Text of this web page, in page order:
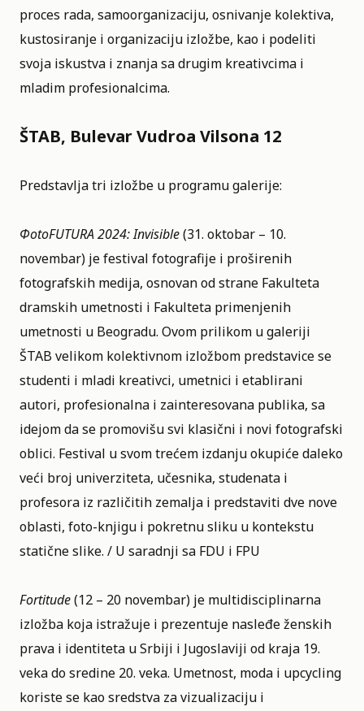
proces rada, samoorganizaciju, osnivanje kolektiva,
kustosiranje i organizaciju izložbe, kao i podeliti
svoja iskustva i znanja sa drugim kreativcima i
mladim profesionalcima.
ŠTAB, Bulevar Vudroa Vilsona 12
Predstavlja tri izložbe u programu galerije:
ФotoFUTURA 2024: Invisible(31. oktobar – 10.
novembar) je festival fotografije i proširenih
fotografskih medija, osnovan od strane Fakulteta
dramskih umetnosti i Fakulteta primenjenih
umetnosti u Beogradu. Ovom prilikom u galeriji
ŠTAB velikom kolektivnom izložbom predstavice se
studenti i mladi kreativci, umetnici i etablirani
autori, profesionalna i zainteresovana publika, sa
idejom da se promovišu svi klasični i novi fotografski
oblici. Festival u svom trećem izdanju okupiće daleko
veći broj univerziteta, učesnika, studenata i
profesora iz različitih zemalja i predstaviti dve nove
oblasti, foto-knjigu i pokretnu sliku u kontekstu
statične slike. / U saradnji sa FDU i FPU
Fortitude(12 – 20 novembar) je multidisciplinarna
izložba koja istražuje i prezentuje nasleđe ženskih
prava i identiteta u Srbiji i Jugoslaviji od kraja 19.
veka do sredine 20. veka. Umetnost, moda i upcycling
koriste se kao sredstva za vizualizaciju i